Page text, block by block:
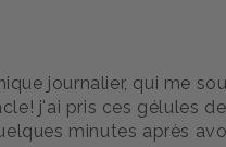
journalier, qui me
j'ai pris ces gélules
minutes après